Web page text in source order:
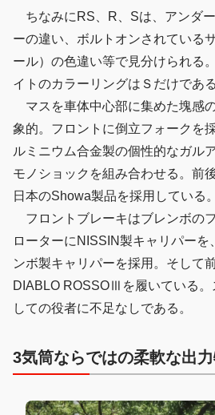
ちなみにRS、R、Sは、アンダ
ーの違い、ボルトオンされている
ール）の色違い等で見分けられる
イトのカラーリングはＳだけである
マスを車体中心部に集めた塊感
象的。フロントに倒立フォークを
ルミニウム合金製の個性的なガル
モノショックを組み合わせる。前
日本のShowa製品を採用している。
フロントブレーキはブレンボの
ローターにNISSIN製キャリパーを
ンボ製キャリパーを採用。そして
DIABLO ROSSOⅢを履いている。
しての役者に不足なしである。
3気筒ならではの柔軟な出